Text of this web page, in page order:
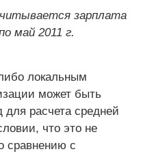
зарплата
май 2011 г.
локальным
может быть
расчета средней
что это не
сравнению с